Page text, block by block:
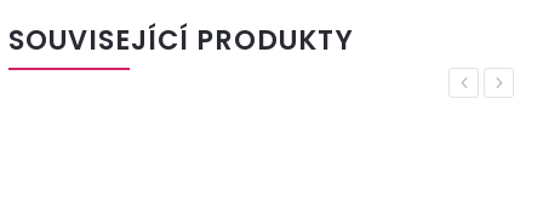
SOUVISEJÍCÍ PRODUKTY
Previous
Next